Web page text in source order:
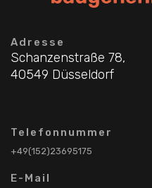
Adresse
Schanzenstraße 78,
40549 Düsseldorf
Telefonnummer
+49(152)23695175
E-Mail